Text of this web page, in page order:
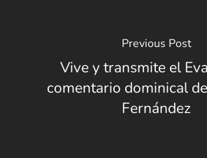
Previous Post
Vive y transmite el
comentario dominical
Fernández